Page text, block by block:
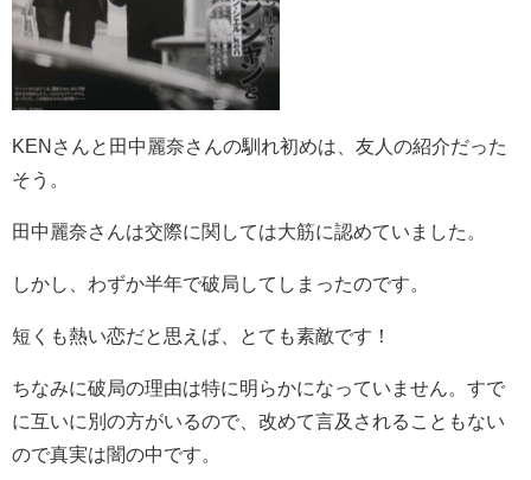
KENさんと田中麗奈さんの馴れ初めは、友人の紹介だった
そう。
田中麗奈さんは交際に関しては大筋に認めていました。
しかし、わずか半年で破局してしまったのです。
短くも熱い恋だと思えば、とても素敵です！
ちなみに破局の理由は特に明らかになっていません。すで
に互いに別の方がいるので、改めて言及されることもない
ので真実は闇の中です。